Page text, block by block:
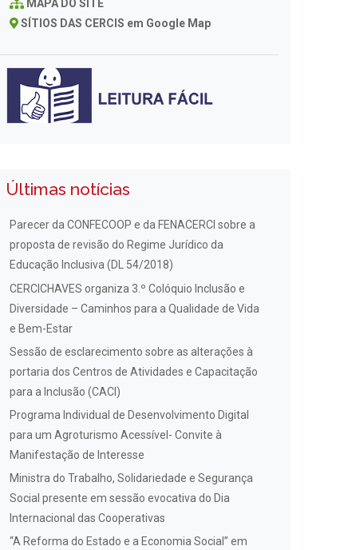
MAPA DO SITE
SÍTIOS DAS CERCIS em Google Map
Últimas notícias
Parecer da CONFECOOP e da FENACERCI sobre a
proposta de revisão do Regime Jurídico da
Educação Inclusiva (DL 54/2018)
CERCICHAVES organiza 3.º Colóquio Inclusão e
Diversidade – Caminhos para a Qualidade de Vida
e Bem-Estar
Sessão de esclarecimento sobre as alterações à
portaria dos Centros de Atividades e Capacitação
para a Inclusão (CACI)
Programa Individual de Desenvolvimento Digital
para um Agroturismo Acessível- Convite à
Manifestação de Interesse
Ministra do Trabalho, Solidariedade e Segurança
Social presente em sessão evocativa do Dia
Internacional das Cooperativas
“A Reforma do Estado e a Economia Social” em